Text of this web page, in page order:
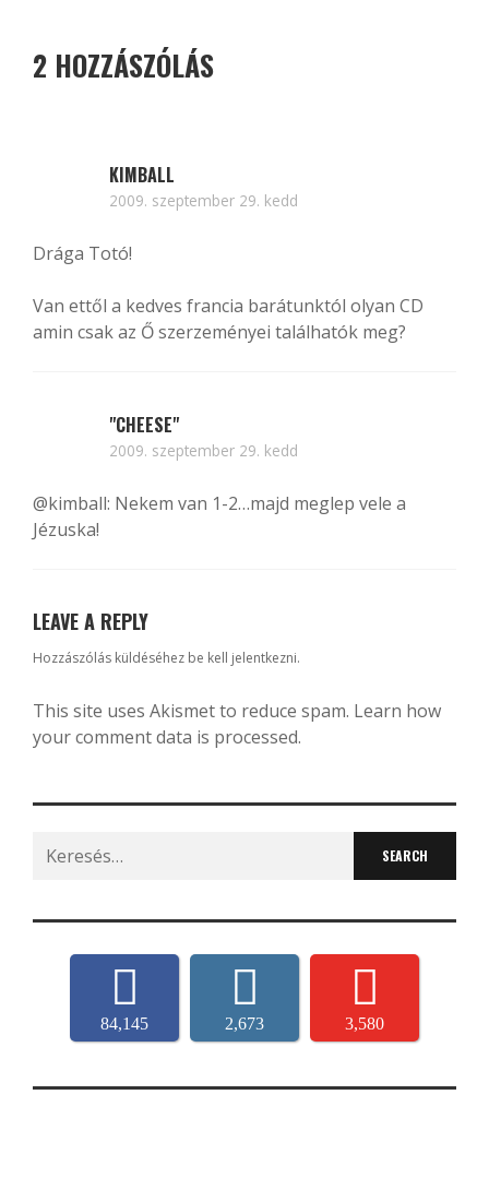
2 HOZZÁSZÓLÁS
KIMBALL
2009. szeptember 29. kedd
Drága Totó!
Van ettől a kedves francia barátunktól olyan CD
amin csak az Ő szerzeményei találhatók meg?
"CHEESE"
2009. szeptember 29. kedd
@kimball: Nekem van 1-2…majd meglep vele a
Jézuska!
LEAVE A REPLY
Hozzászólás küldéséhez be kell jelentkezni.
This site uses Akismet to reduce spam. Learn how
your comment data is processed.
Search
for:
84,145 2,673 3,580